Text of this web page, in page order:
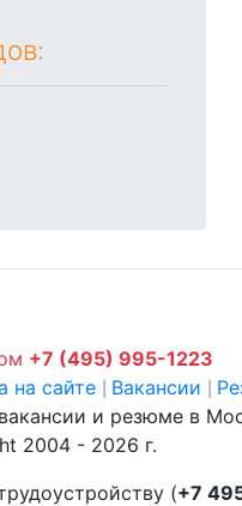
+7 (495) 995-1223
на сайте Вакансии
и резюме в
2004 - 2026 г.
(+7